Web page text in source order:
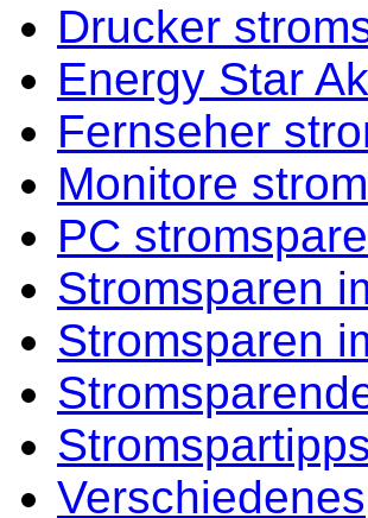
Drucker
Energy Star
Fernseher
Monitore
PC
Stromsparen
Stromsparen
Stromspartipps
Verschiedenes